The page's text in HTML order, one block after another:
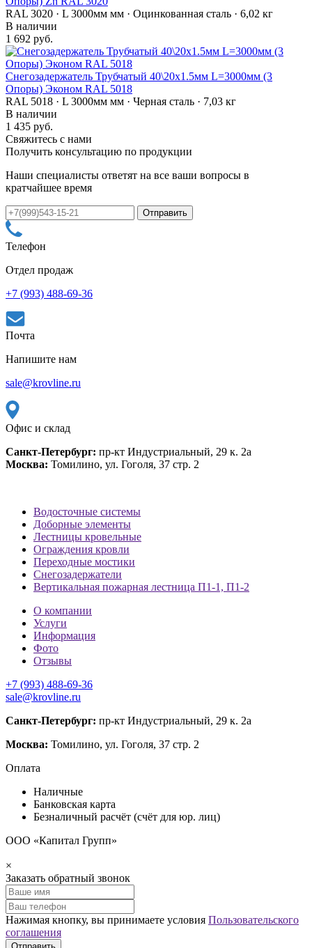
RAL 3020 · L 3000мм мм · Оцинкованная сталь · 6,02 кг
В наличии
1 692 руб.
Снегозадержатель Трубчатый 40\20х1.5мм L=3000мм (3
Опоры) Эконом RAL 5018
RAL 5018 · L 3000мм мм · Черная сталь · 7,03 кг
В наличии
1 435 руб.
Свяжитесь с нами
Получить консультацию по продукции
Наши специалисты ответят на все ваши вопросы в
кратчайшее время
Телефон
Отдел продаж
+7 (993) 488-69-36
Почта
Напишите нам
sale@krovline.ru
Офис и склад
Санкт-Петербург: пр-кт Индустриальный, 29 к. 2а
Москва: Томилино, ул. Гоголя, 37 стр. 2
Водосточные системы
Доборные элементы
Лестницы кровельные
Ограждения кровли
Переходные мостики
Снегозадержатели
Вертикальная пожарная лестница П1-1, П1-2
О компании
Услуги
Информация
Фото
Отзывы
+7 (993) 488-69-36
sale@krovline.ru
Санкт-Петербург: пр-кт Индустриальный, 29 к. 2а
Москва: Томилино, ул. Гоголя, 37 стр. 2
Оплата
Наличные
Банковская карта
Безналичный расчёт (счёт для юр. лиц)
ООО «Капитал Групп»
×
Заказать обратный звонок
Нажимая кнопку, вы принимаете условия Пользовательского
соглашения